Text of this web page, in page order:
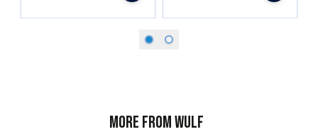
More from Wulf